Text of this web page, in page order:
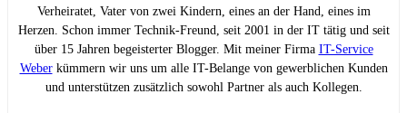
Verheiratet, Vater von zwei Kindern, eines an der Hand, eines im
Herzen. Schon immer Technik-Freund, seit 2001 in der IT tätig und seit
über 15 Jahren begeisterter Blogger. Mit meiner Firma IT-Service
Weberkümmern wir uns um alle IT-Belange von gewerblichen Kunden
und unterstützen zusätzlich sowohl Partner als auch Kollegen.